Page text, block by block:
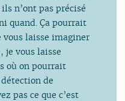
n’ont pas précisé
quand. Ça pourrait
laisse imaginer
je vous laisse
où on pourrait
de
pas ce que c’est